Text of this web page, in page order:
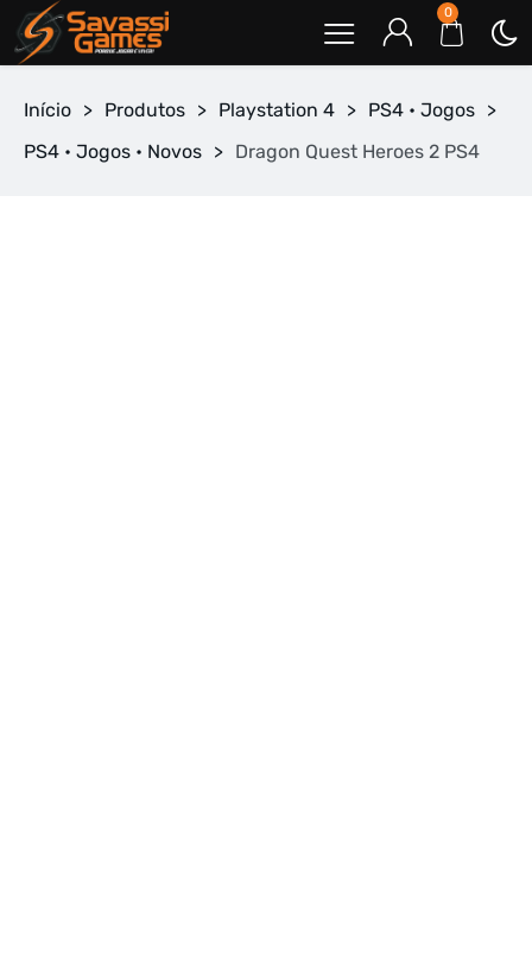
0
Início > Produtos > Playstation 4 > PS4 • Jogos >
PS4 • Jogos • Novos > Dragon Quest Heroes 2 PS4